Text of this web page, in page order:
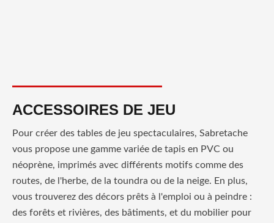
ACCESSOIRES DE JEU
Pour créer des tables de jeu spectaculaires, Sabretache
vous propose une gamme variée de tapis en PVC ou
néoprène, imprimés avec différents motifs comme des
routes, de l'herbe, de la toundra ou de la neige. En plus,
vous trouverez des décors prêts à l'emploi ou à peindre :
des forêts et rivières, des bâtiments, et du mobilier pour